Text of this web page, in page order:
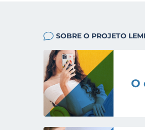
SOBRE O PROJETO
O